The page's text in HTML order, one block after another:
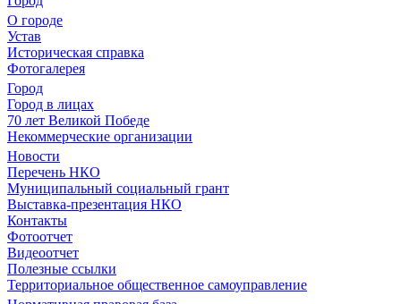
О городе
Устав
Историческая справка
Фотогалерея
Город
Город в лицах
70 лет Великой Победе
Некоммерческие организации
Новости
Перечень НКО
Муниципальный социальный грант
Выставка-презентация НКО
Контакты
Фотоотчет
Видеоотчет
Полезные ссылки
Территориальное общественное самоуправление